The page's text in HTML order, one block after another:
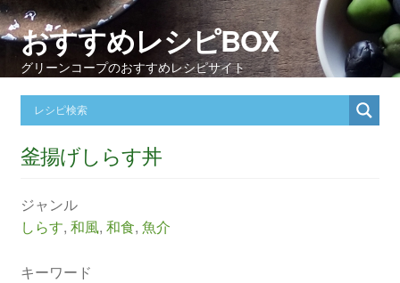
おすすめレシピBOX
グリーンコープのおすすめレシピサイト
釜揚げしらす丼
ジャンル
しらす, 和風, 和食, 魚介
キーワード